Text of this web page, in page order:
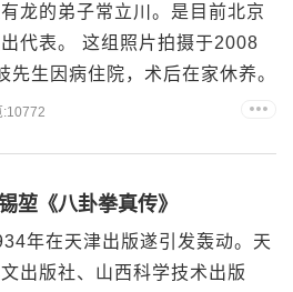
龙的弟子常立川。是目前北京
代表。 这组照片拍摄于2008
先生因病住院，术后在家休养。
心祝愿崔明岐先生身体早日康
:10772
堃《八卦拳真传》
年在天津出版遂引发轰动。天
出版社、山西科学技术出版